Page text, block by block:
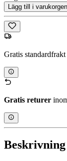
Lägg till i varukorgen
Gratis
Gratis returer
Beskrivning